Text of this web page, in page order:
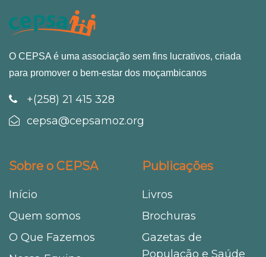
O CEPSA é uma associação sem fins lucrativos, criada
para promover o bem-estar dos moçambicanos
+(258) 21 415 328
cepsa@cepsamoz.org
Sobre o CEPSA
Início
Quem somos
O Que Fazemos
Publicações
Livros
Brochuras
Gazetas de
População e Saúde